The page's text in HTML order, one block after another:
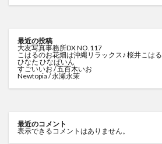
最近の投稿
大友写真事務所DX NO.117
こはるのお花畑は沖縄リラックス♪ 桜井こはる
ひなた ひなぱいん
すごいいお / 五百木いお
Newtopia / 永瀬永茉
最近のコメント
表示できるコメントはありません。